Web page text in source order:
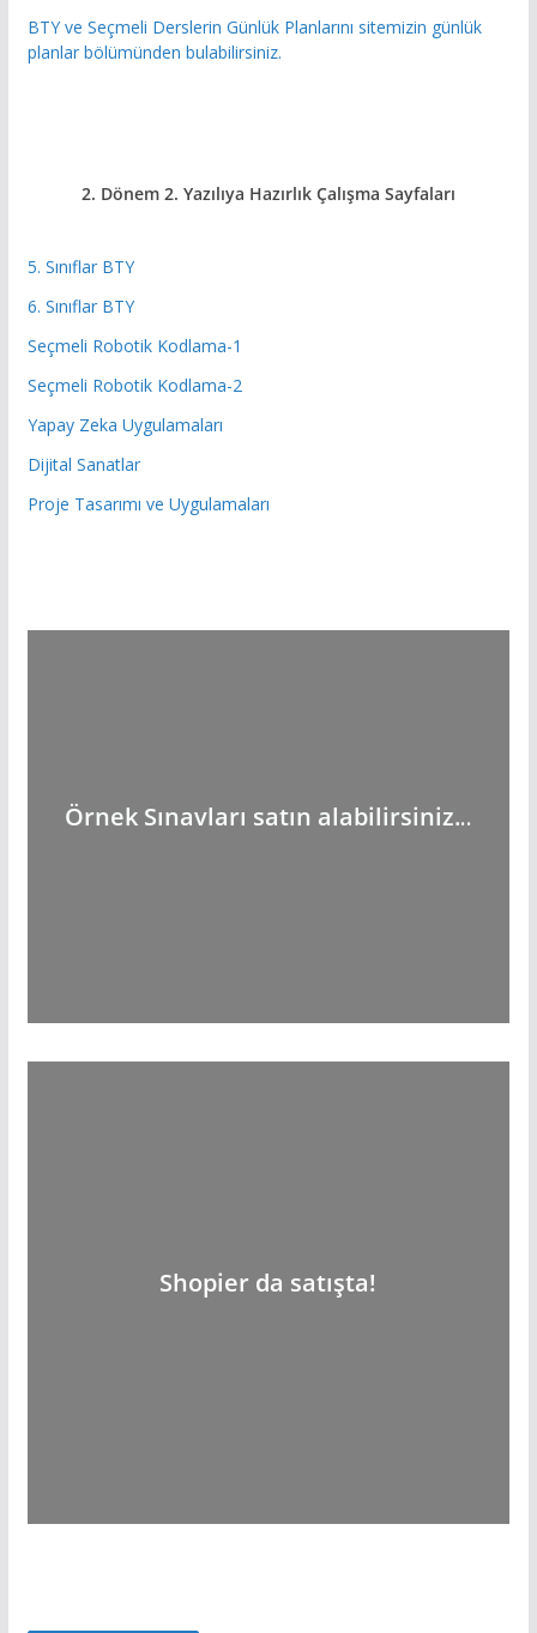
BTY ve Seçmeli Derslerin Günlük Planlarını sitemizin günlük
planlar bölümünden bulabilirsiniz.
2. Dönem 2. Yazılıya Hazırlık Çalışma Sayfaları
5. Sınıflar BTY
6. Sınıflar BTY
Seçmeli Robotik Kodlama-1
Seçmeli Robotik Kodlama-2
Yapay Zeka Uygulamaları
Dijital Sanatlar
Proje Tasarımı ve Uygulamaları
Örnek Sınavları satın alabilirsiniz...
Shopier da satışta!